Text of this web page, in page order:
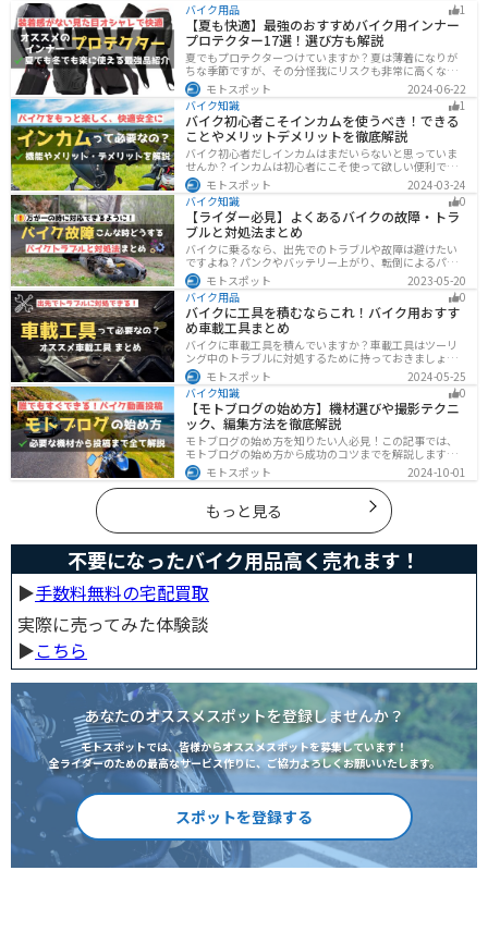
バイク用品 1
【夏も快適】最強のおすすめバイク用インナー
プロテクター17選！選び方も解説
夏でもプロテクターつけていますか？夏は薄着になりが
ちな季節ですが、その分怪我にリスクも非常に高くなり
ます。夏こそプロテクターをつけるようにしましょう。通
気性や速乾性に優れたインナープロテクターであれば夏
場でも快適に使用できます。今回は快適なインナープロ
テクターをまとめて紹介します。
モトスポット
2024-06-22
バイク知識
1
バイク初心者こそインカムを使うべき！できる
ことやメリットデメリットを徹底解説
バイク初心者だしインカムはまだいらないと思っていま
せんか？インカムは初心者にこそ使って欲しい便利で安
全に運転するための機器です。インカムでできることや
メリットデメリットなどまとめましたので、気になって
いる人はぜひ参考にしてください。
モトスポット
2024-03-24
バイク知識
0
【ライダー必見】よくあるバイクの故障・トラ
ブルと対処法まとめ
バイクに乗るなら、出先でのトラブルや故障は避けたい
ですよね？パンクやバッテリー上がり、転倒によるパー
ツの破損、鍵紛失などよくあるトラブルと対処法を徹底
的にまとめました！実際に遭遇しなくても対処法を知
り、事前に準備しておくようにしましょう。
モトスポット
2023-05-20
バイク用品
0
バイクに工具を積むならこれ！バイク用おすす
め車載工具まとめ
バイクに車載工具を積んでいますか？車載工具はツーリ
ング中のトラブルに対処するために持っておきましょ
う。車載工具でどんなことができるのか、どんな車載工
具を持っておけばいいのかなど、バイク用車載工具につ
いて紹介します！
モトスポット
2024-05-25
バイク知識
0
【モトブログの始め方】機材選びや撮影テクニ
ック、編集方法を徹底解説
モトブログの始め方を知りたい人必見！この記事では、
モトブログの始め方から成功のコツまでを解説します。
実は、モトブログを始めるには機材をそろえる必要があ
ります。記事を読めば、モトブログを成功させるための
コツを知ることが可能です。
モトスポット 2024-10-01
もっと見る
不要になったバイク用品高く売れます！
▶︎手数料無料の宅配買取
実際に売ってみた体験談
▶︎こちら
あなたのオススメスポットを登録しませんか？
モトスポットでは、皆様からオススメスポットを募集しています！
全ライダーのための最高なサービス作りに、ご協力よろしくお願いいたします。
スポットを登録する